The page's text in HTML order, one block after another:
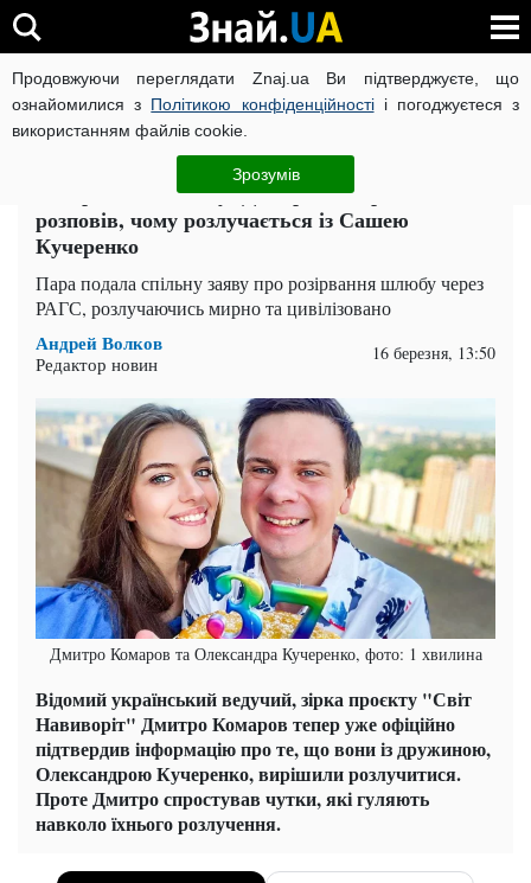
Продовжуючи переглядати Znaj.ua Ви підтверджуєте, що
ознайомилися з Політикою конфіденційностіі погоджуєтеся з
використанням файлів cookie.
Зрозумів
ВІЙНА РОСІЇ ПРОТИ УКРАЇНИ КОРОНАВІРУС В УКРАЇНІ
Шоу-бізнес ЧИТАТЬ НА РУССКОМ
Без зради та обману: Дмитро Комаров
розповів, чому розлучається із Сашею
Кучеренко
Пара подала спільну заяву про розірвання шлюбу через
РАГС, розлучаючись мирно та цивілізовано
Андрей Волков
Редактор новин 16 березня, 13:50
Дмитро Комаров та Олександра Кучеренко, фото: 1 хвилина
Відомий український ведучий, зірка проєкту "Світ
Навиворіт" Дмитро Комаров тепер уже офіційно
підтвердив інформацію про те, що вони із дружиною,
Олександрою Кучеренко, вирішили розлучитися.
Проте Дмитро спростував чутки, які гуляють
навколо їхнього розлучення.